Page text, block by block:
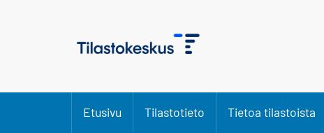
Etusivu Tilastotieto Tietoa tilastoista